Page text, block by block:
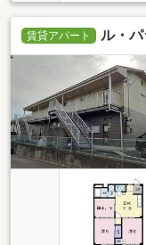
賃貸アパート ル・パ